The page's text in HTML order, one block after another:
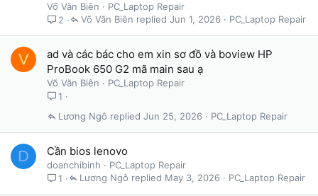
Võ Văn Biên
PC_Laptop Repair
2
PC_Laptop Repair
Jun 1, 2026
Võ Văn Biên
V
ad và các bác cho em xin sơ đồ và boview HP
ProBook 650 G2 mã main sau ạ
Võ Văn Biên
PC_Laptop Repair
1
PC_Laptop Repair
Jun 25, 2026
Lương Ngô
D Cần bios lenovo
doanchibinh
PC_Laptop Repair
1
PC_Laptop Repair
May 3, 2026
Lương Ngô